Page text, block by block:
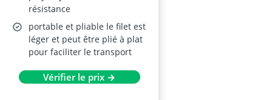
résistance
portable et pliable le filet est
léger et peut être plié à plat
pour faciliter le transport
Vérifier le prix →